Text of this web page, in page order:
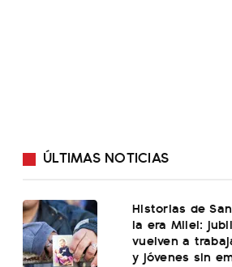
ÚLTIMAS NOTICIAS
Historias de
la era Milei:
vuelven a
y jóvenes sin